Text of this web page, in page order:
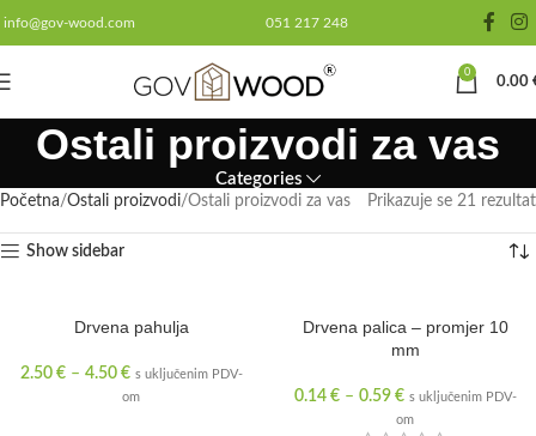
info@gov-wood.com 051 217 248
0
0.00
Ostali proizvodi za vas
Categories
Početna Ostali proizvodi Ostali proizvodi za vas Prikazuje se 21 rezultat
Show sidebar
Drvena pahulja
2.50 € – 4.50 € s uključenim PDV-
om
Drvena palica – promjer 10
mm
0.14 € – 0.59 € s uključenim PDV-
om